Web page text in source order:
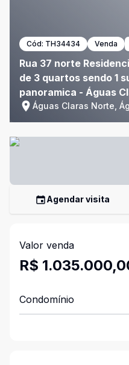
Cód: TH34434 Venda
Rua 37 norte
de 3 quartos sendo 1
panoramica - Águas
Águas Claras Norte,
Agendar visita
Valor venda
R$
Condomínio